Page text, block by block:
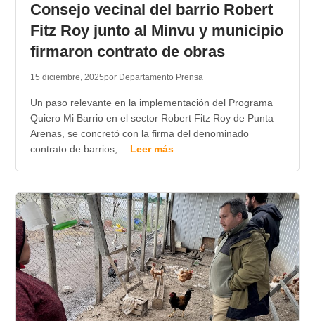
Consejo vecinal del barrio Robert
Fitz Roy junto al Minvu y municipio
firmaron contrato de obras
15 diciembre, 2025por Departamento Prensa
Un paso relevante en la implementación del Programa
Quiero Mi Barrio en el sector Robert Fitz Roy de Punta
Arenas, se concretó con la firma del denominado
contrato de barrios,… Leer más